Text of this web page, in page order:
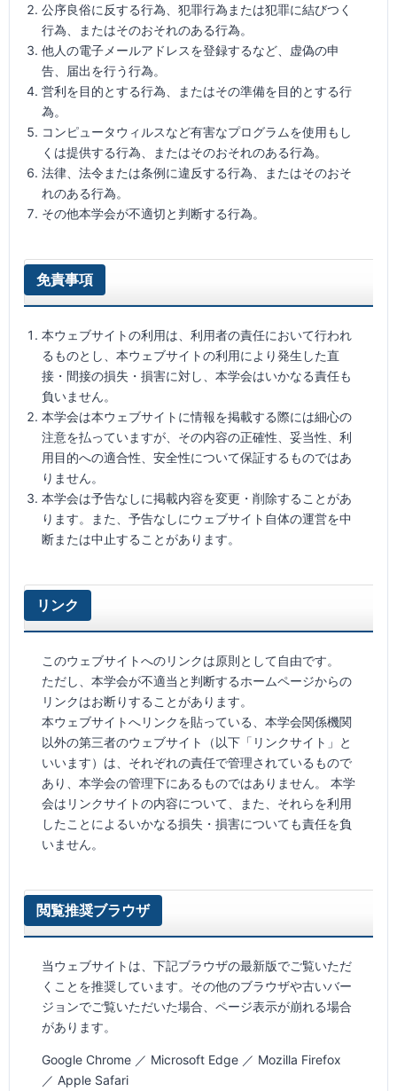
公序良俗に反する行為、犯罪行為または犯罪に結びつく
行為、またはそのおそれのある行為。
他人の電子メールアドレスを登録するなど、虚偽の申
告、届出を行う行為。
営利を目的とする行為、またはその準備を目的とする行
為。
コンピュータウィルスなど有害なプログラムを使用もし
くは提供する行為、またはそのおそれのある行為。
法律、法令または条例に違反する行為、またはそのおそ
れのある行為。
その他本学会が不適切と判断する行為。
免責事項
本ウェブサイトの利用は、利用者の責任において行われ
るものとし、本ウェブサイトの利用により発生した直
接・間接の損失・損害に対し、本学会はいかなる責任も
負いません。
本学会は本ウェブサイトに情報を掲載する際には細心の
注意を払っていますが、その内容の正確性、妥当性、利
用目的への適合性、安全性について保証するものではあ
りません。
本学会は予告なしに掲載内容を変更・削除することがあ
ります。また、予告なしにウェブサイト自体の運営を中
断または中止することがあります。
リンク
このウェブサイトへのリンクは原則として自由です。
ただし、本学会が不適当と判断するホームページからの
リンクはお断りすることがあります。
本ウェブサイトへリンクを貼っている、本学会関係機関
以外の第三者のウェブサイト（以下「リンクサイト」と
いいます）は、それぞれの責任で管理されているもので
あり、本学会の管理下にあるものではありません。 本学
会はリンクサイトの内容について、また、それらを利用
したことによるいかなる損失・損害についても責任を負
いません。
閲覧推奨ブラウザ
当ウェブサイトは、下記ブラウザの最新版でご覧いただ
くことを推奨しています。その他のブラウザや古いバー
ジョンでご覧いただいた場合、ページ表示が崩れる場合
があります。
Google Chrome ／ Microsoft Edge ／ Mozilla Firefox
／ Apple Safari